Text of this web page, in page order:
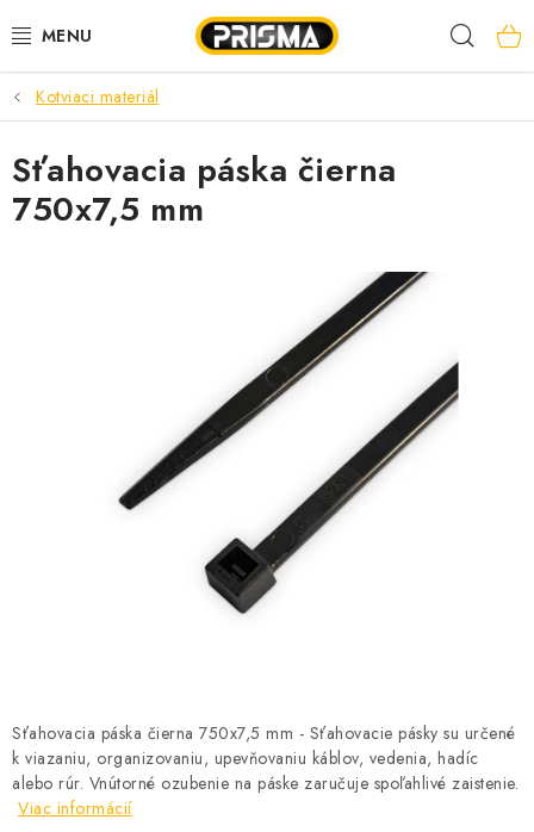
na
AKCIE
LED PÁSY
MODULÁRNE PRÍSTROJE
SVORKY, ROZBOČOVAČE A OSTATNÉ
ELEKTRICKÉ VYKUROVANIE A VENTILÁCIA
SVIETIDLÁ A SVETELNÉ ZDROJE
ÚLOŽNÝ MATERIÁL
Kotviaci materiál
Sťahovacia páska čierna 750x7,5 mm - Sťahovacie pásky su určené
k viazaniu, organizovaniu, upevňovaniu káblov, vedenia, hadíc
alebo rúr. Vnútorné ozubenie na páske zaručuje spoľahlivé zaistenie.
Viac informácií
Sťahovacia páska čierna
750x7,5 mm